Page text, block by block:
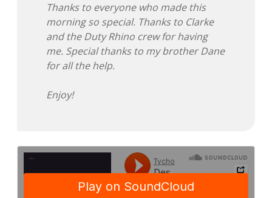
Thanks to everyone who made this
morning so special. Thanks to Clarke
and the Duty Rhino crew for having
me. Special thanks to my brother Dane
for all the help.
Enjoy!